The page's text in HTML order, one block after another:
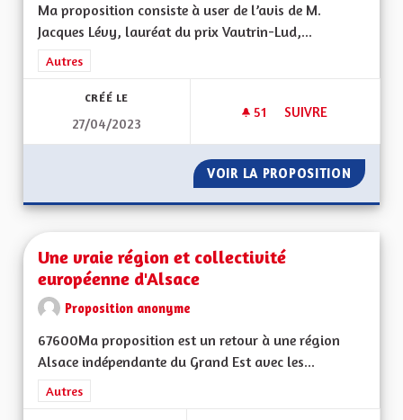
Ma proposition consiste à user de l’avis de M.
Jacques Lévy, lauréat du prix Vautrin-Lud,...
Filtrer les résultats de la catégorie : Autres
Autres
CRÉÉ LE
27/04/2023
51 51 ABONNÉS
SUIVRE
VOIR LA PROPOSITION USER
Une vraie région et collectivité
européenne d'Alsace
Proposition anonyme
67600Ma proposition est un retour à une région
Alsace indépendante du Grand Est avec les...
Filtrer les résultats de la catégorie : Autres
Autres